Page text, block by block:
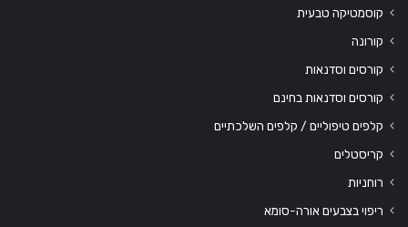
קוסמטיקה טבעית
קורונה
קורסים וסדנאות
קורסים וסדנאות בחינם
קלפים טיפוליים / קלפים השלכתיים
קריסטלים
רוחניות
ריפוי בצבעים אורה-סומא